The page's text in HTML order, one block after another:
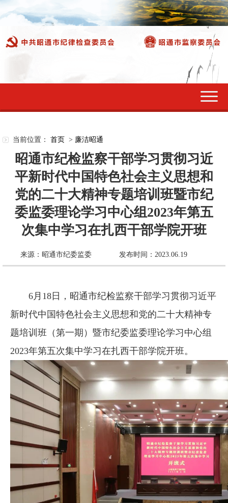
切
当前位置： 首页 > 廉洁昭通
昭通市纪检监察干部学习贯彻习近
平新时代中国特色社会主义思想和
党的二十大精神专题培训班暨市纪
委监委理论学习中心组2023年第五
次集中学习在扎西干部学院开班
来源：昭通市纪委监委 发布时间：2023.06.19
6月18日，昭通市纪检监察干部学习贯彻习近平
新时代中国特色社会主义思想和党的二十大精神专
题培训班（第一期）暨市纪委监委理论学习中心组
2023年第五次集中学习在扎西干部学院开班。